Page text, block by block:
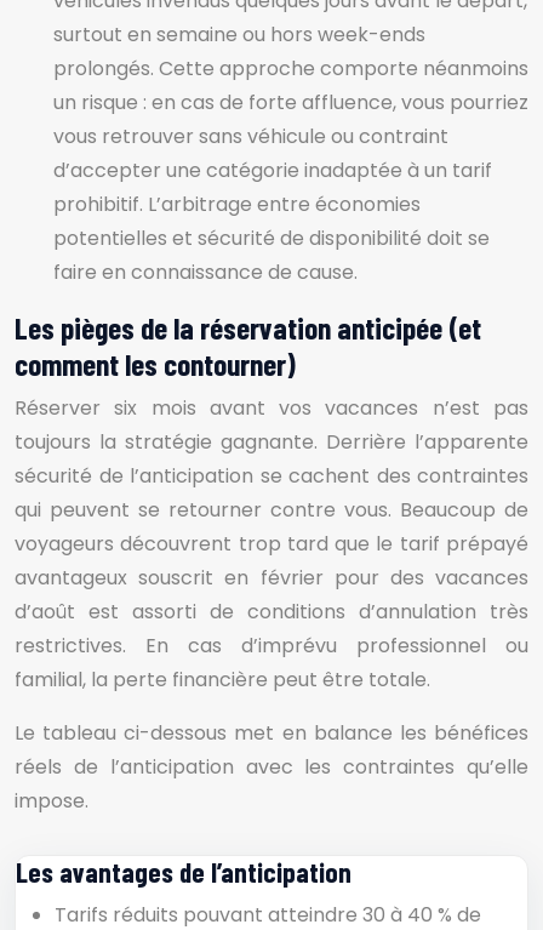
surtout en semaine ou hors week-ends
prolongés. Cette approche comporte néanmoins
un risque : en cas de forte affluence, vous pourriez
vous retrouver sans véhicule ou contraint
d’accepter une catégorie inadaptée à un tarif
prohibitif. L’arbitrage entre économies
potentielles et sécurité de disponibilité doit se
faire en connaissance de cause.
Les pièges de la réservation anticipée (et
comment les contourner)
Réserver six mois avant vos vacances n’est pas
toujours la stratégie gagnante. Derrière l’apparente
sécurité de l’anticipation se cachent des contraintes
qui peuvent se retourner contre vous. Beaucoup de
voyageurs découvrent trop tard que le tarif prépayé
avantageux souscrit en février pour des vacances
d’août est assorti de conditions d’annulation très
restrictives. En cas d’imprévu professionnel ou
familial, la perte financière peut être totale.
Le tableau ci-dessous met en balance les bénéfices
réels de l’anticipation avec les contraintes qu’elle
impose.
Les avantages de l’anticipation
Tarifs réduits pouvant atteindre 30 à 40 % de